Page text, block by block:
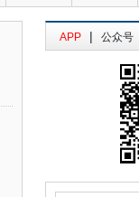
APP | 公众号